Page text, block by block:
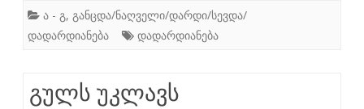
ა - გ, განცდა/ნაღველი/დარდი/სევდა/
დადარდიანება
დადარდიანება
გულს უკლავს